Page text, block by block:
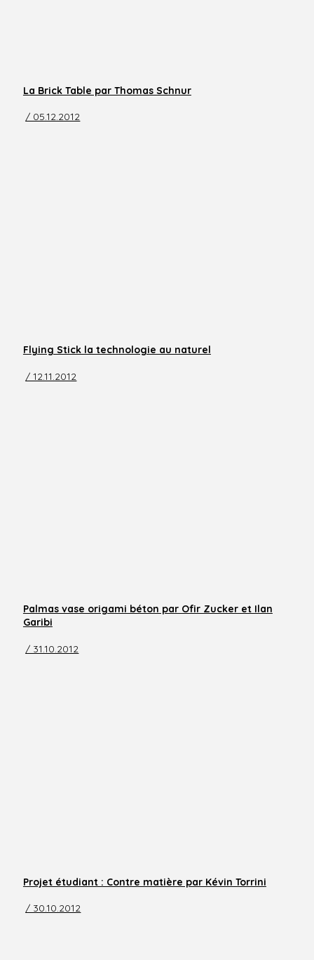
La Brick Table par Thomas Schnur
/ 05.12.2012
Flying Stick la technologie au naturel
/ 12.11.2012
Palmas vase origami béton par Ofir Zucker et Ilan
Garibi
/ 31.10.2012
Projet étudiant : Contre matière par Kévin Torrini
/ 30.10.2012